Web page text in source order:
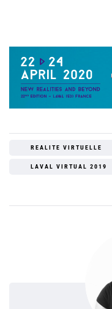
REALITE VIRTUELLE
LAVAL VIRTUAL 2019